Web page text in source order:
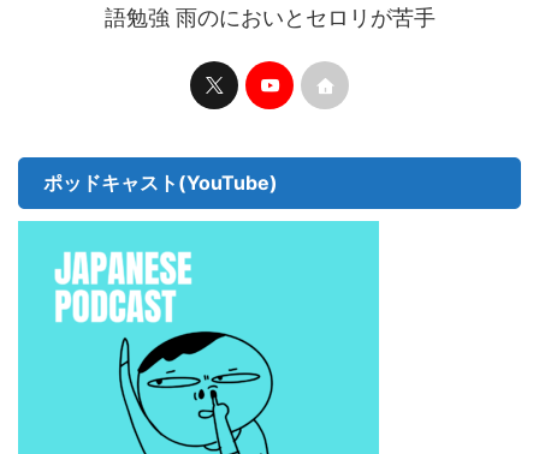
語勉強 雨のにおいとセロリが苦手
ポッドキャスト(YouTube)